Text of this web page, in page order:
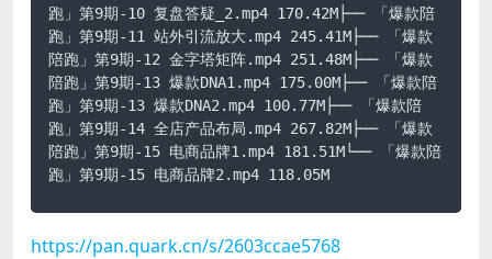
跑」第9期-10 复盘答疑_2.mp4 170.42M├── 「爆款陪
跑」第9期-11 站外引流放大.mp4 245.41M├── 「爆款
陪跑」第9期-12 金字塔矩阵.mp4 251.48M├── 「爆款
陪跑」第9期-13 爆款DNA1.mp4 175.00M├── 「爆款陪
跑」第9期-13 爆款DNA2.mp4 100.77M├── 「爆款陪
跑」第9期-14 全店产品布局.mp4 267.82M├── 「爆款
陪跑」第9期-15 电商品牌1.mp4 181.51M└── 「爆款陪
跑」第9期-15 电商品牌2.mp4 118.05M
https://pan.quark.cn/s/2603ccae5768